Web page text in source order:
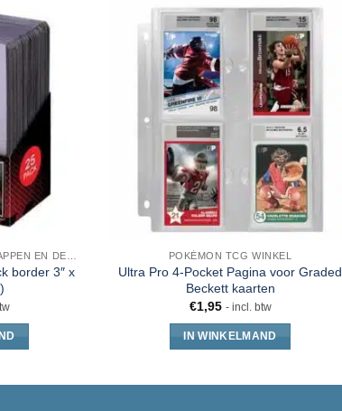
border 3″ x
POKÉMON TCG WINKEL
Ultra Pro 4-Pocket Pagina voor Graded
Beckett kaarten
€1,95 - incl. btw
IN WINKELMAND